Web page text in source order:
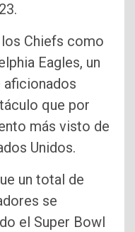
Chiefs como
Eagles, un
que por
más visto de
Unidos.
un total de
se
el Super Bowl